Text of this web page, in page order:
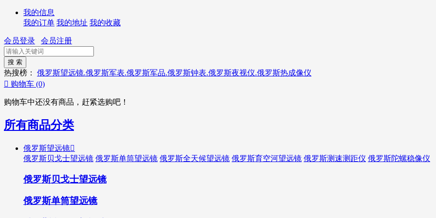
我的信息
我的订单 我的地址 我的收藏
会员登录 会员注册
热搜榜：
俄罗斯望远镜.俄罗斯军表.俄罗斯军品.俄罗斯钟表.俄罗斯夜视仪.俄罗斯热成像仪
 购物车 (0)
购物车中还没有商品，赶紧选购吧！
所有商品分类
俄罗斯望远镜
俄罗斯贝戈士望远镜 俄罗斯单筒望远镜 俄罗斯全天候望远镜 俄罗斯育空河望远镜 俄罗斯测速测距仪 俄罗斯陀螺稳像仪
俄罗斯贝戈士望远镜
俄罗斯单筒望远镜